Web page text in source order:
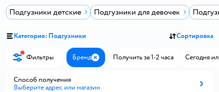
Подгузники детские Подгузники для девочек
Категория: Подгузники Сортировка
Фильтры Бренд ЗакрытьПолучить за 1-2 часа Сегодня
Способ получения
Выберите адрес или магазин